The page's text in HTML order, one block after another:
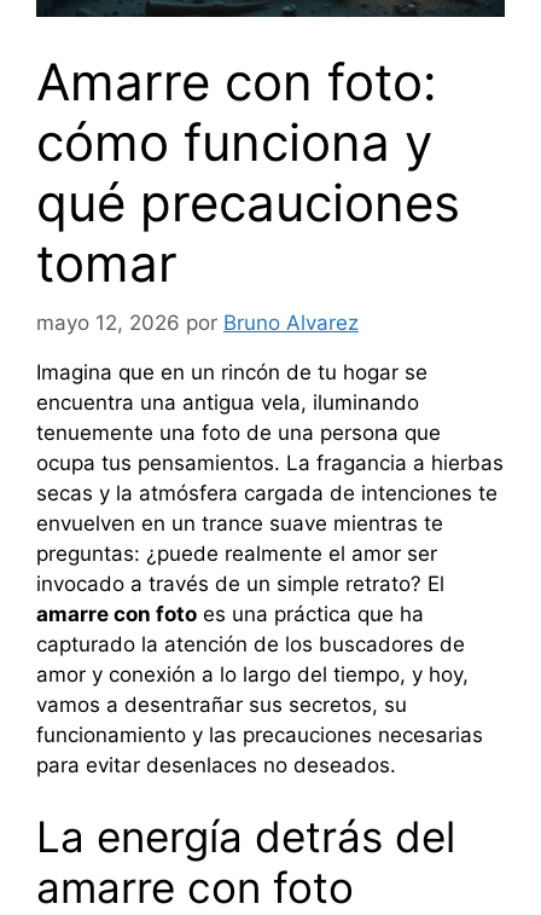
Amarre con foto:
cómo funciona y
qué precauciones
tomar
mayo 12, 2026 por Bruno Alvarez
Imagina que en un rincón de tu hogar se
encuentra una antigua vela, iluminando
tenuemente una foto de una persona que
ocupa tus pensamientos. La fragancia a hierbas
secas y la atmósfera cargada de intenciones te
envuelven en un trance suave mientras te
preguntas: ¿puede realmente el amor ser
invocado a través de un simple retrato? El
amarre con foto es una práctica que ha
capturado la atención de los buscadores de
amor y conexión a lo largo del tiempo, y hoy,
vamos a desentrañar sus secretos, su
funcionamiento y las precauciones necesarias
para evitar desenlaces no deseados.
La energía detrás del
amarre con foto